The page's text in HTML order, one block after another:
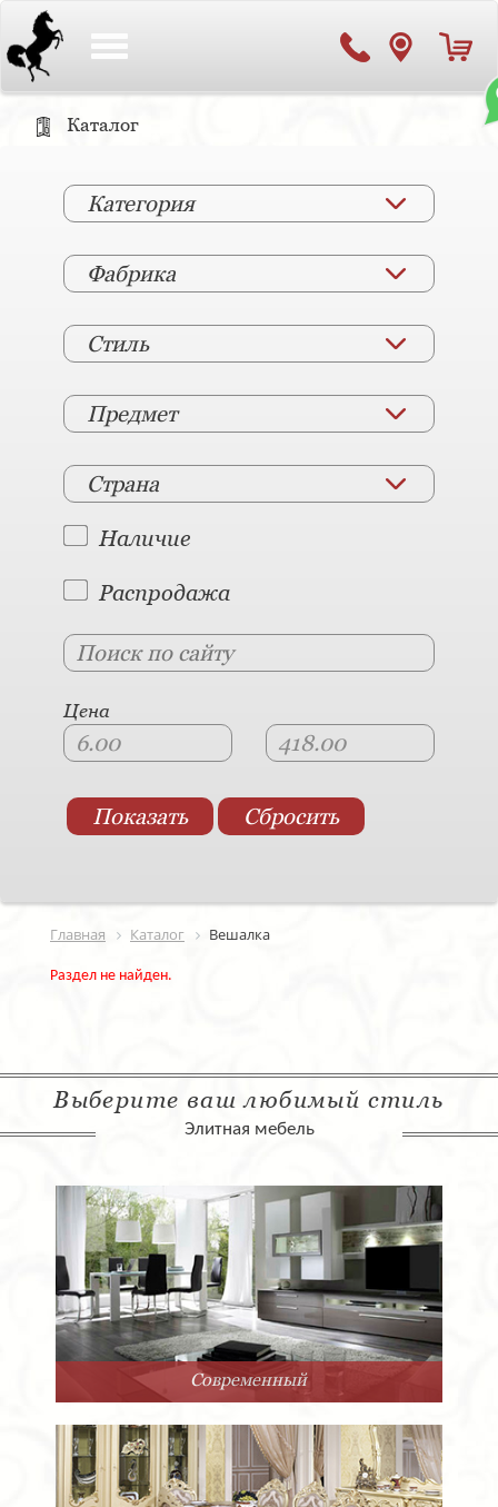
Каталог
Категория
Фабрика
Стиль
Предмет
Страна
Наличие
Распродажа
Цена
Главная Каталог Вешалка
Раздел не найден.
Выберите ваш любимый стиль
Элитная мебель
Современный